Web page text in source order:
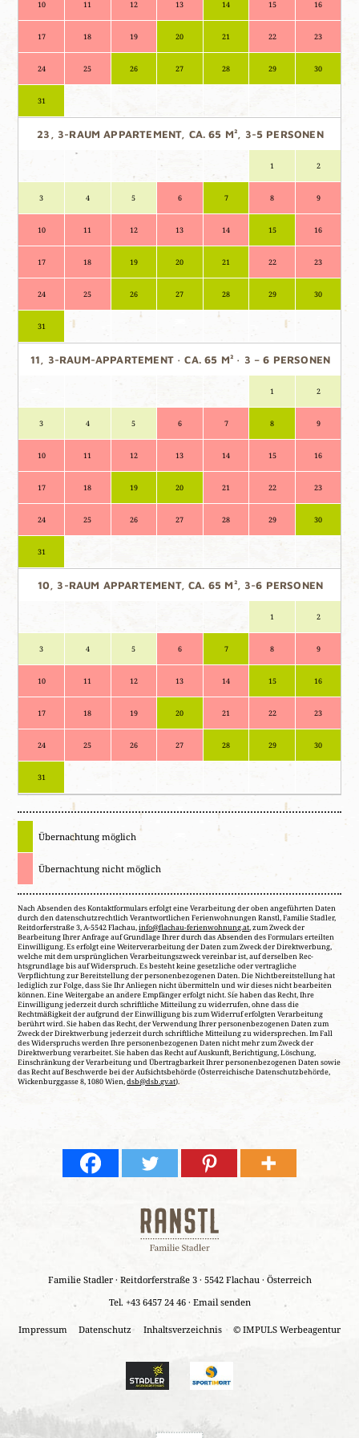
10 11 12 13 14 15 16
17 18 19 20 21 22 23
24 25 26 27 28 29 30
31
23, 3-RAUM APPARTEMENT, CA. 65 M², 3-5 PERSONEN
1 2
3 4 5 6 7 8 9
10 11 12 13 14 15 16
17 18 19 20 21 22 23
24 25 26 27 28 29 30
31
11, 3-RAUM-APPARTEMENT · CA. 65 M² · 3 – 6 PERSONEN
1 2
3 4 5 6 7 8 9
10 11 12 13 14 15 16
17 18 19 20 21 22 23
24 25 26 27 28 29 30
31
10, 3-RAUM APPARTEMENT, CA. 65 M², 3-6 PERSONEN
1 2
3 4 5 6 7 8 9
10 11 12 13 14 15 16
17 18 19 20 21 22 23
24 25 26 27 28 29 30
31
Übernachtung möglich
Übernachtung nicht möglich
Nach Absenden des Kontaktformulars erfolgt eine Verarbeitung der oben angeführten Daten
durch den datenschutzrechtlich Verantwortlichen Ferienwohnungen Ranstl, Familie Stadler,
Reitdorferstraße 3, A-5542 Flachau,info@flachau-ferienwohnung.at, zum Zweck der
Bearbeitung Ihrer Anfrage auf Grundlage Ihrer durch das Absenden des Formulars erteilten
Einwilligung. Es erfolgt eine Weiterverarbeitung der Daten zum Zweck der Direktwerbung,
welche mit dem ursprünglichen Verarbeitungszweck vereinbar ist, auf derselben Rec­
htsgrundlage bis auf Widerspruch. Es besteht keine gesetzliche oder vertragliche
Verpflichtung zur Bereitstellung der personenbezogenen Daten. Die Nichtbereitstellung hat
lediglich zur Folge, dass Sie Ihr Anliegen nicht übermitteln und wir dieses nicht bearbeiten
können. Eine Weitergabe an andere Empfänger erfolgt nicht. Sie haben das Recht, Ihre
Einwilligung jederzeit durch schriftliche Mitteilung zu widerrufen, ohne dass die
Rechtmäßigkeit der aufgrund der Einwilligung bis zum Widerruf erfolgten Verarbeitung
berührt wird. Sie haben das Recht, der Verwendung Ihrer personenbezogenen Daten zum
Zweck der Direktwerbung jederzeit durch schriftliche Mitteilung zu widersprechen. Im Fall
des Widerspruchs werden Ihre personenbezogenen Daten nicht mehr zum Zweck der
Direktwerbung verarbeitet. Sie haben das Recht auf Auskunft, Berichtigung, Löschung,
Einschränkung der Verarbeitung und Übertragbarkeit Ihrer personenbezogenen Daten sowie
das Recht auf Beschwerde bei der Aufsichtsbehörde (Österreichische Datenschutzbehörde,
Wickenburggasse 8, 1080 Wien,dsb@dsb.gv.at).
Familie Stadler· Reitdorferstraße 3 · 5542 Flachau · Österreich
Tel. +43 6457 24 46· Email senden
Impressum Datenschutz Inhaltsverzeichnis © IMPULS Werbeagentur